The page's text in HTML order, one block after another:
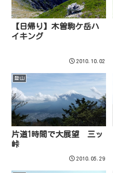
【日帰り】木曽駒ケ岳ハ
イキング
2010.10.02
登山
片道1時間で大展望 三ッ
峠
2010.05.29